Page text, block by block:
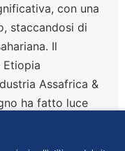
con una
staccandosi di
Il
Etiopia
Assafrica &
ha fatto luce